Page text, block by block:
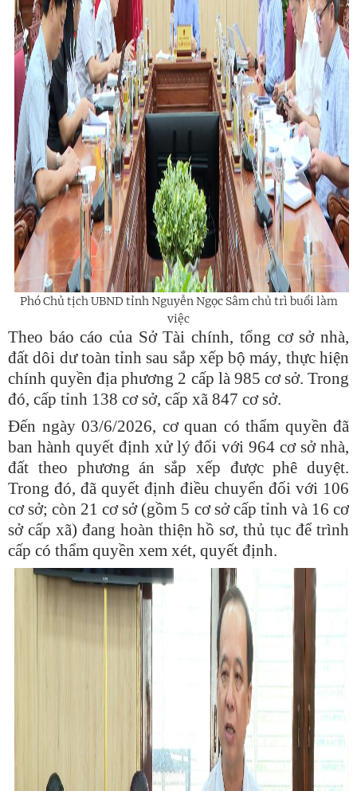
Phó Chủ tịch UBND tỉnh Nguyễn Ngọc Sâm chủ trì buổi làm
việc
Theo báo cáo của Sở Tài chính, tổng cơ sở nhà,
đất dôi dư toàn tỉnh sau sắp xếp bộ máy, thực hiện
chính quyền địa phương 2 cấp là 985 cơ sở. Trong
đó, cấp tỉnh 138 cơ sở, cấp xã 847 cơ sở.
Đến ngày 03/6/2026, cơ quan có thẩm quyền đã
ban hành quyết định xử lý đối với 964 cơ sở nhà,
đất theo phương án sắp xếp được phê duyệt.
Trong đó, đã quyết định điều chuyển đối với 106
cơ sở; còn 21 cơ sở (gồm 5 cơ sở cấp tỉnh và 16 cơ
sở cấp xã) đang hoàn thiện hồ sơ, thủ tục để trình
cấp có thẩm quyền xem xét, quyết định.